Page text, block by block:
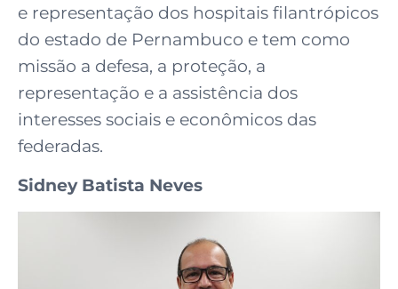
e representação dos hospitais filantrópicos
do estado de Pernambuco e tem como
missão a defesa, a proteção, a
representação e a assistência dos
interesses sociais e econômicos das
federadas.
Sidney Batista Neves